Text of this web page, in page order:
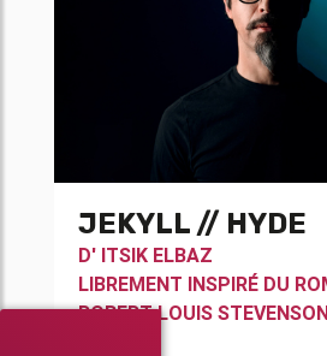
JEKYLL // HYDE
D' ITSIK ELBAZ
LIBREMENT INSPIRÉ DU
ROBERT LOUIS